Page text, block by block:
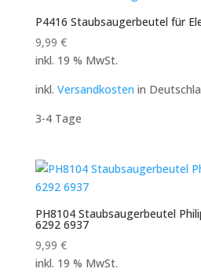
P4416 Staubsaugerbeutel für
9,99 €
inkl. 19 % MwSt.
inkl. Versandkosten in
3-4 Tage
PH8104 Staubsaugerbeutel
6292 6937
9,99 €
inkl. 19 % MwSt.